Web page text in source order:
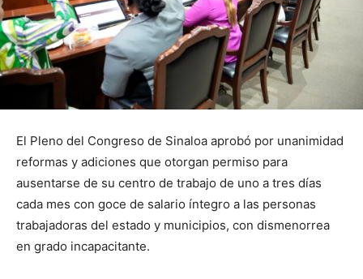
El Pleno del Congreso de Sinaloa aprobó por unanimidad
reformas y adiciones que otorgan permiso para
ausentarse de su centro de trabajo de uno a tres días
cada mes con goce de salario íntegro a las personas
trabajadoras del estado y municipios, con dismenorrea
en grado incapacitante.